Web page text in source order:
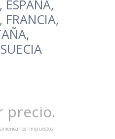
ESPAÑA,
FRANCIA,
precio.
Impuestos